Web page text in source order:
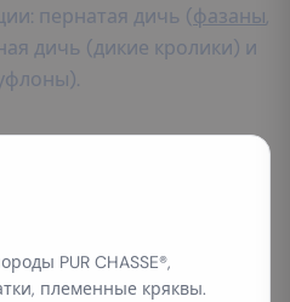
пернатая дичь (фазаны,
дичь (дикие кролики) и
PUR CHASSE®,
племенные кряквы.